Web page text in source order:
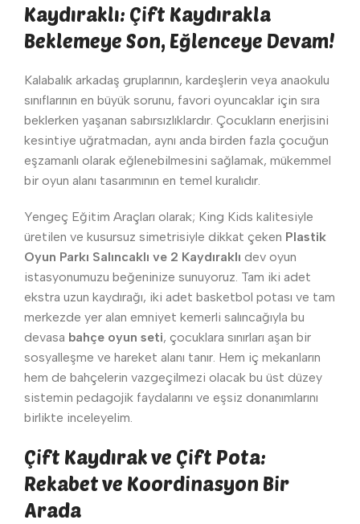
Kaydıraklı: Çift Kaydırakla
Beklemeye Son, Eğlenceye Devam!
Kalabalık arkadaş gruplarının, kardeşlerin veya anaokulu
sınıflarının en büyük sorunu, favori oyuncaklar için sıra
beklerken yaşanan sabırsızlıklardır. Çocukların enerjisini
kesintiye uğratmadan, aynı anda birden fazla çocuğun
eşzamanlı olarak eğlenebilmesini sağlamak, mükemmel
bir oyun alanı tasarımının en temel kuralıdır.
Yengeç Eğitim Araçları olarak; King Kids kalitesiyle
üretilen ve kusursuz simetrisiyle dikkat çeken Plastik
Oyun Parkı Salıncaklı ve 2 Kaydıraklı dev oyun
istasyonumuzu beğeninize sunuyoruz. Tam iki adet
ekstra uzun kaydırağı, iki adet basketbol potası ve tam
merkezde yer alan emniyet kemerli salıncağıyla bu
devasa bahçe oyun seti, çocuklara sınırları aşan bir
sosyalleşme ve hareket alanı tanır. Hem iç mekanların
hem de bahçelerin vazgeçilmezi olacak bu üst düzey
sistemin pedagojik faydalarını ve eşsiz donanımlarını
birlikte inceleyelim.
Çift Kaydırak ve Çift Pota:
Rekabet ve Koordinasyon Bir
Arada